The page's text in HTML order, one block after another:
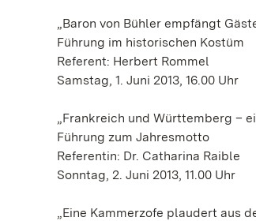
„Baron von Bühler empfängt
Führung im historischen Kostüm
Referent: Herbert Rommel
Samstag, 1. Juni 2013, 16.00 Uhr
„Frankreich und Württemberg –
Führung zum Jahresmotto
Referentin: Dr. Catharina Raible
Sonntag, 2. Juni 2013, 11.00 Uhr
„Eine Kammerzofe plaudert aus